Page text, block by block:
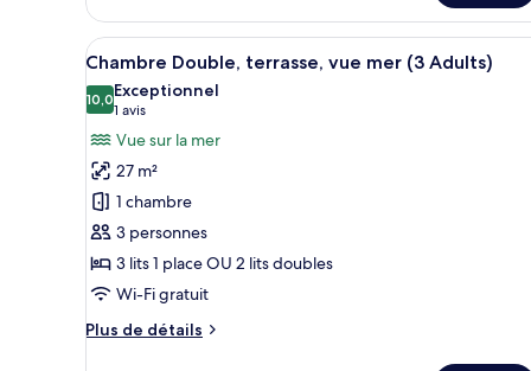
type
de
chambre
Double,
terrasse,
vue
mer
Afficher
toutes
les
photos
pour
ce
type
de
chambre :
Chambre
Double,
Coffres-forts dans les
18
Chambre Double, terrasse, vue mer (3 Adults)
10,010,0 sur 10
Exceptionnel
1 avis
(1 avis)
Vue sur la mer
27 m²
1 chambre
3 personnes
3 lits 1 place OU 2 lits doubles
Wi-Fi gratuit
Plus de détails
Plus